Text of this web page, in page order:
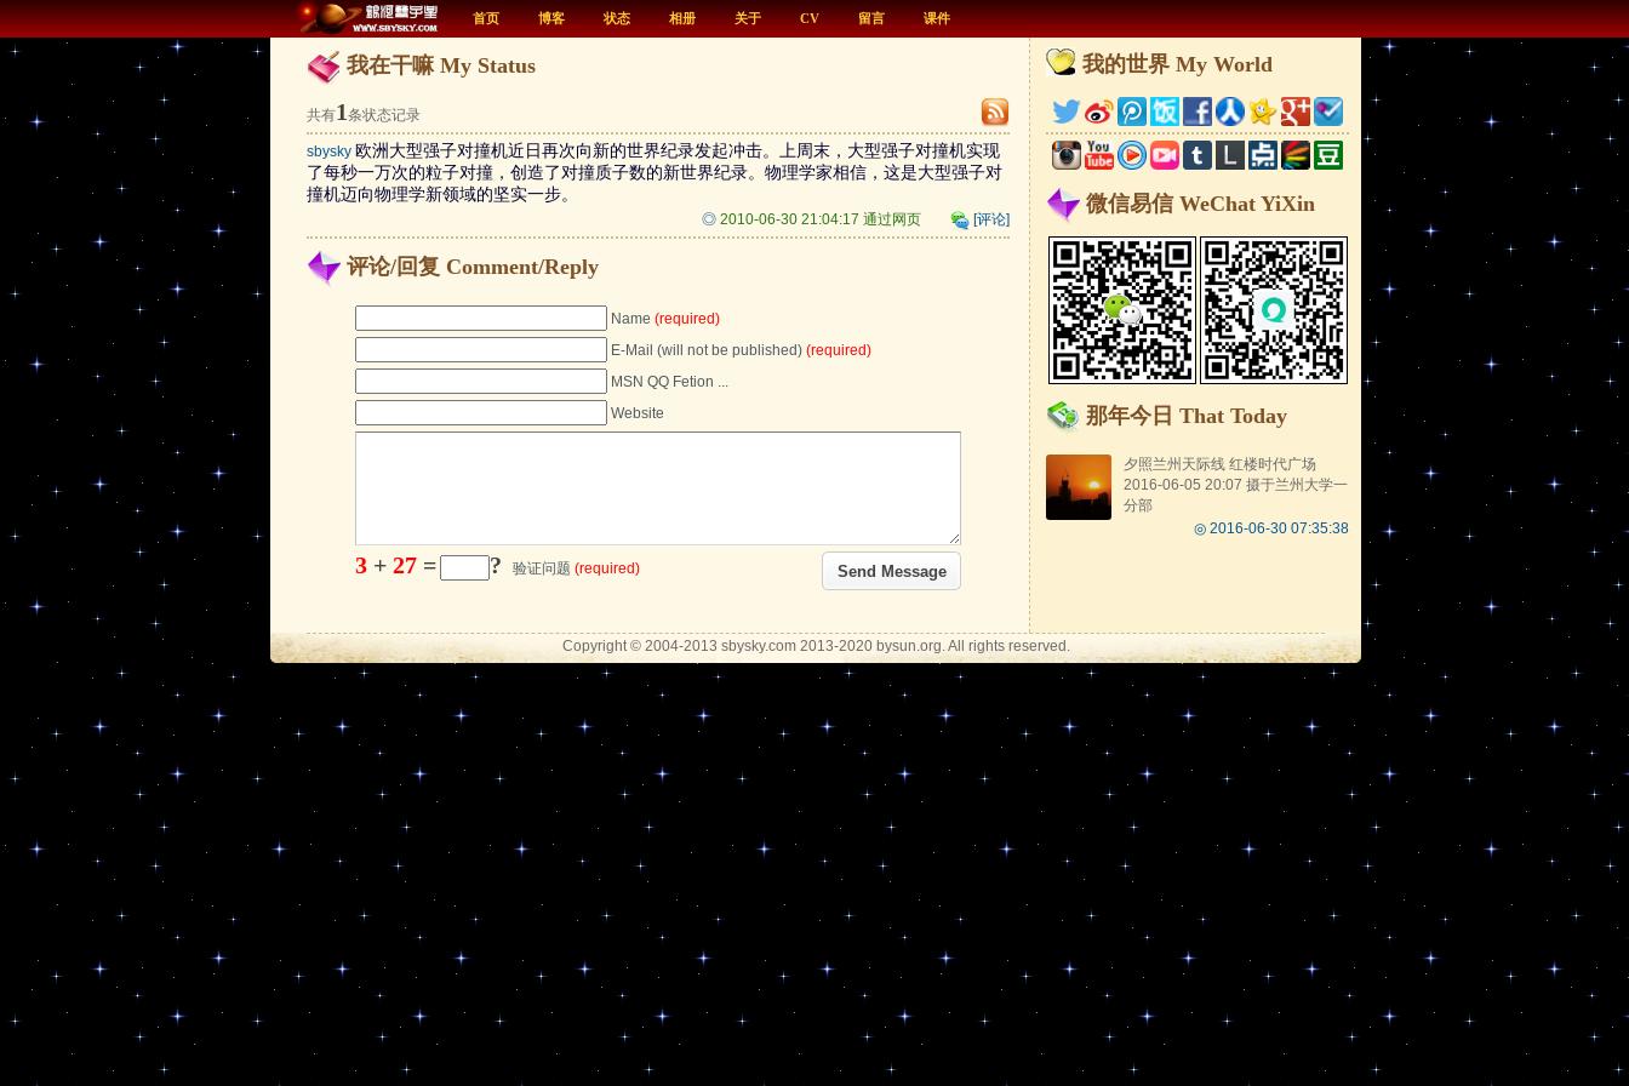
首页 博客 状态 相册 关于 CV 留言 课件
我在干嘛 My Status
共有1 条状态记录
sbysky 欧洲大型强子对撞机近日再次向新的世界纪录发起冲击。上周末，大型强子对撞机实现
了每秒一万次的粒子对撞，创造了对撞质子数的新世界纪录。物理学家相信，这是大型强子对
撞机迈向物理学新领域的坚实一步。
◎ 2010-06-30 21:04:17 通过网页 [评论]
评论/回复 Comment/Reply
Name (required)
E-Mail (will not be published) (required)
MSN QQ Fetion ...
Website
3 + 27 = ? 验证问题 (required)
我的世界 My World
微信易信 WeChat YiXin
那年今日 That Today
夕照兰州天际线 红楼时代广场
2016-06-05 20:07 摄于兰州大学一
分部
◎ 2016-06-30 07:35:38
Copyright © 2004-2013 sbysky.com 2013-2020 bysun.org. All rights reserved.